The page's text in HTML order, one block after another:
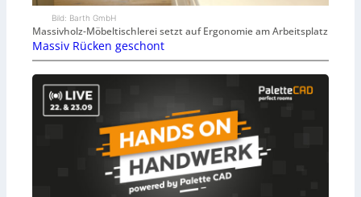
Bild: Barth GmbH
Massivholz-Möbeltischlerei setzt auf Ergonomie am Arbeitsplatz
Massiv Rücken geschont